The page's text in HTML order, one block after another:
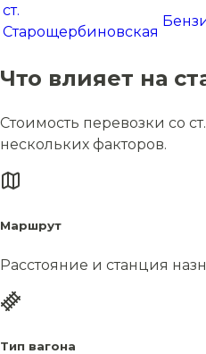
ст.
Старощербиновская
Что влияет на
Стоимость перевозки со
нескольких факторов.
Маршрут
Расстояние и станция
Тип вагона